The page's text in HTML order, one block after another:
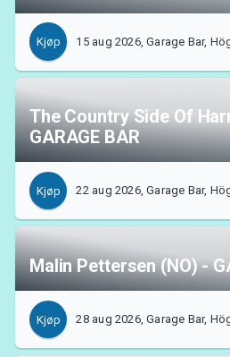
Om
Kjøp 15 aug 2026, Garage Bar,
The Country Side Of
GARAGE BAR
Kjøp 22 aug 2026, Garage Bar,
Malin Pettersen (NO) -
Kjøp 28 aug 2026, Garage Bar,